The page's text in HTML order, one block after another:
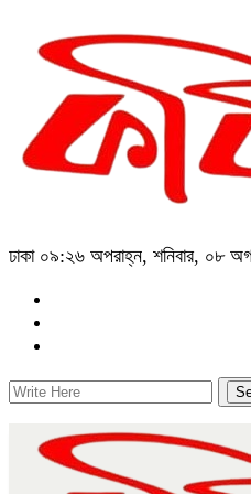
ঢাকা ০৯:২৬ অপরাহ্ন, শনিবার, ০৮